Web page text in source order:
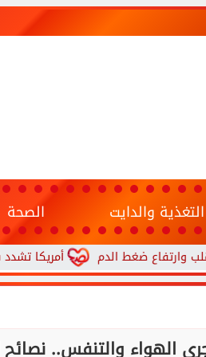
التغذية والدايت الصحة
أمريكا تشدد قيود السفر
الهواء والتنفس.. نصائح